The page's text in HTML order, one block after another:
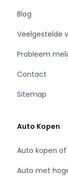
Blog
Veelgestelde
Probleem
Contact
Sitemap
Auto Kopen
Auto kopen of
Auto met